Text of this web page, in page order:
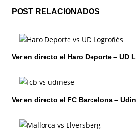
c
ó
d
e
POST RELACIONADOS
Ver en directo el Haro Deporte – UD
Ver en directo el FC Barcelona –